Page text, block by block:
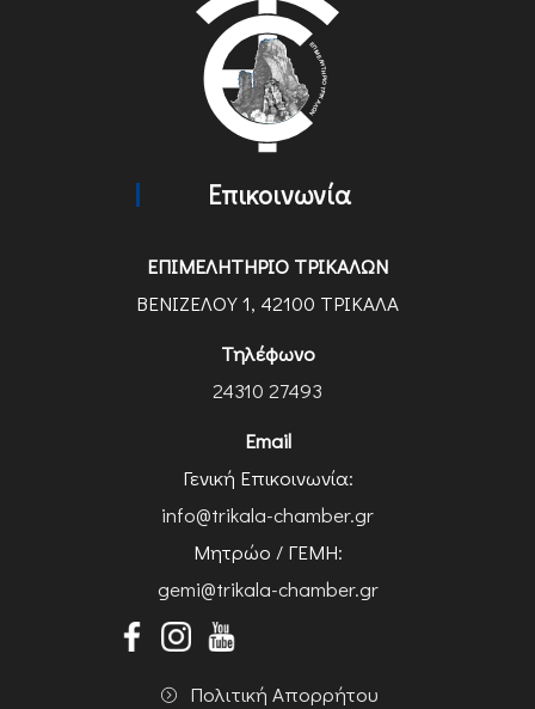
Επικοινωνία
ΕΠΙΜΕΛΗΤΗΡΙΟ ΤΡΙΚΑΛΩΝ
ΒΕΝΙΖΕΛΟΥ 1, 42100 ΤΡΙΚΑΛΑ
Τηλέφωνο
24310 27493
Email
Γενική Επικοινωνία:
info@trikala-chamber.gr
Μητρώο / ΓΕΜΗ:
gemi@trikala-chamber.gr
Πολιτική Απορρήτου